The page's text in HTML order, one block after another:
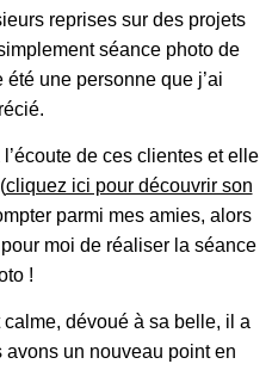
reprises sur des projets
séance photo de
une personne que j’ai
de ces clientes et elle
cliquez ici pour découvrir son
parmi mes amies, alors
moi de réaliser la séance
!
dévoué à sa belle, il a
un nouveau point en